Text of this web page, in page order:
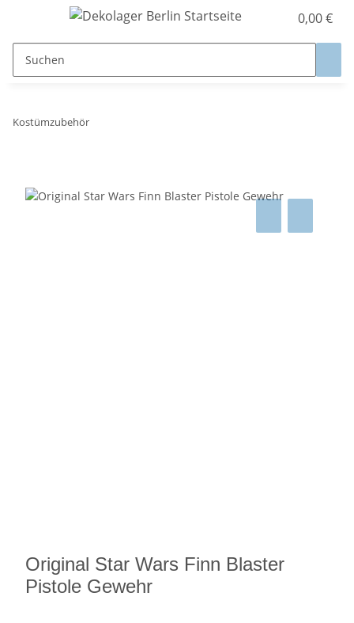
0,00 €
Kostümzubehör
Original Star Wars Finn Blaster
Pistole Gewehr